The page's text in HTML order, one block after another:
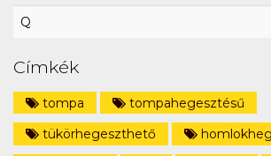
Q
Címkék
tompa
tompahegesztésű
tükörhegeszthető